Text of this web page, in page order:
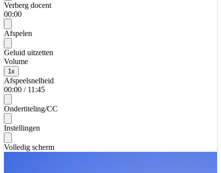
Verberg docent
00:00
Afspelen
Geluid uitzetten
Volume
1x
Afspeelsnelheid
00:00 / 11:45
Ondertiteling/CC
Instellingen
Volledig scherm